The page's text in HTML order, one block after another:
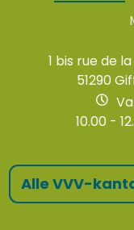
1 bis rue de
51290
10.00 -
Alle VVV-